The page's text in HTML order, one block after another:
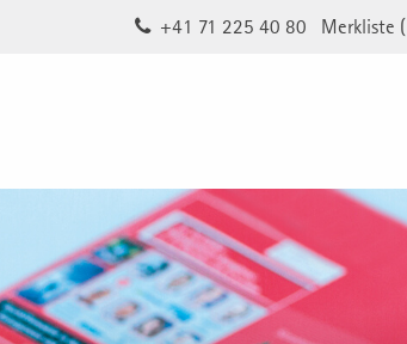
Merkliste (
+41 71 225 40 80